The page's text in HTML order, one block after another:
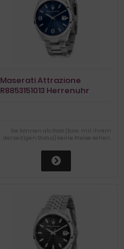
Maserati Attrazione
R8853151013 Herrenuhr
Sie können als Gast (bzw. mit Ihrem
derzeitigen Status) keine Preise sehen.